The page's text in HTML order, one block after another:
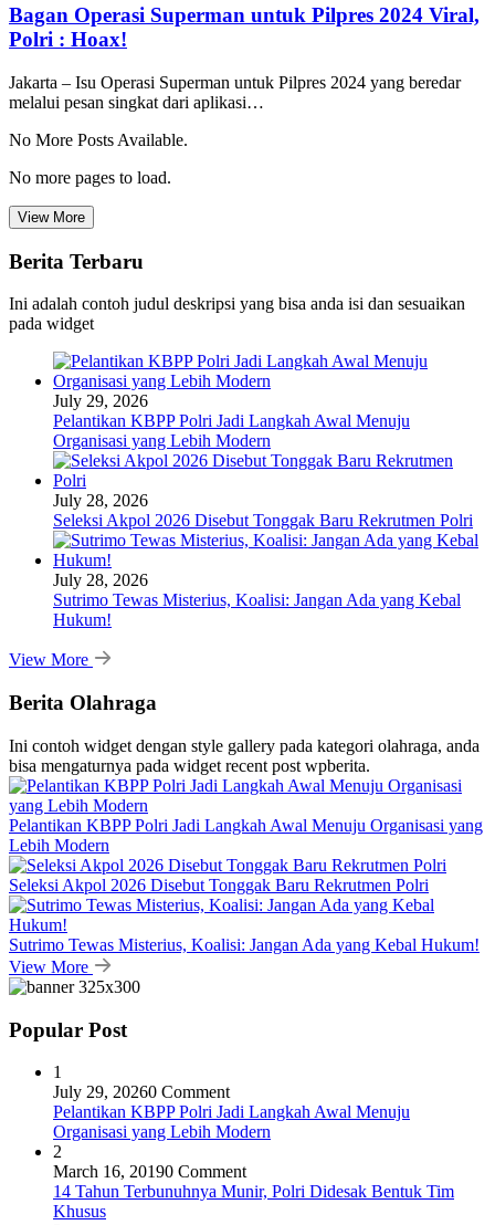
Bagan Operasi Superman untuk Pilpres 2024 Viral,
Polri : Hoax!
Jakarta – Isu Operasi Superman untuk Pilpres 2024 yang beredar
melalui pesan singkat dari aplikasi…
No More Posts Available.
No more pages to load.
View More
Berita Terbaru
Ini adalah contoh judul deskripsi yang bisa anda isi dan sesuaikan
pada widget
July 29, 2026
Pelantikan KBPP Polri Jadi Langkah Awal Menuju
Organisasi yang Lebih Modern
July 28, 2026
Seleksi Akpol 2026 Disebut Tonggak Baru Rekrutmen Polri
July 28, 2026
Sutrimo Tewas Misterius, Koalisi: Jangan Ada yang Kebal
Hukum!
View More
Berita Olahraga
Ini contoh widget dengan style gallery pada kategori olahraga, anda
bisa mengaturnya pada widget recent post wpberita.
Pelantikan KBPP Polri Jadi Langkah Awal Menuju Organisasi yang
Lebih Modern
Seleksi Akpol 2026 Disebut Tonggak Baru Rekrutmen Polri
Sutrimo Tewas Misterius, Koalisi: Jangan Ada yang Kebal Hukum!
View More
Popular Post
1
July 29, 20260 Comment
Pelantikan KBPP Polri Jadi Langkah Awal Menuju
Organisasi yang Lebih Modern
2
March 16, 20190 Comment
14 Tahun Terbunuhnya Munir, Polri Didesak Bentuk Tim
Khusus